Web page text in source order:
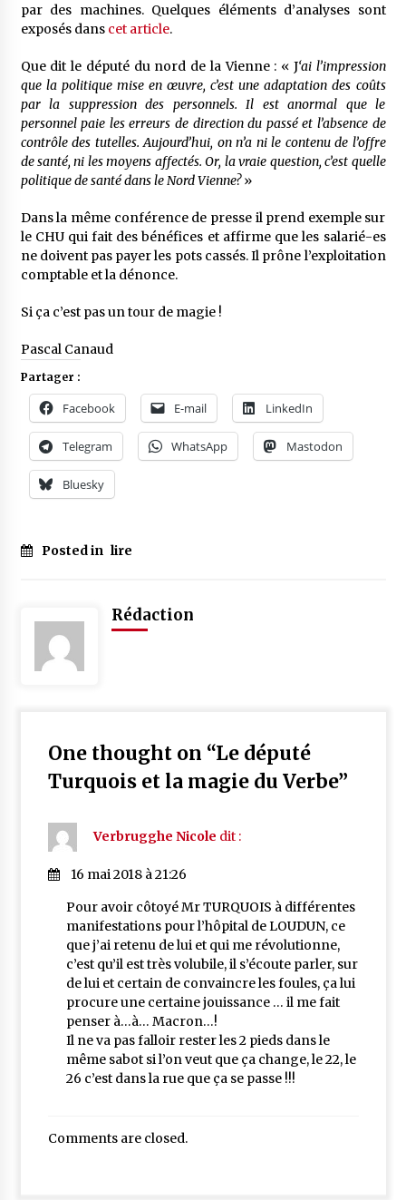
par des machines. Quelques éléments d’analyses sont
exposés dans cet article.
Que dit le député du nord de la Vienne : « J‘ai l’impression
que la politique mise en œuvre, c’est une adaptation des coûts
par la suppression des personnels. Il est anormal que le
personnel paie les erreurs de direction du passé et l’absence de
contrôle des tutelles. Aujourd’hui, on n’a ni le contenu de l’offre
de santé, ni les moyens affectés. Or, la vraie question, c’est quelle
politique de santé dans le Nord Vienne?»
Dans la même conférence de presse il prend exemple sur
le CHU qui fait des bénéfices et affirme que les salarié-es
ne doivent pas payer les pots cassés. Il prône l’exploitation
comptable et la dénonce.
Si ça c’est pas un tour de magie !
Pascal Canaud
Partager :
Facebook E-mail LinkedIn
Telegram WhatsApp Mastodon
Bluesky
Posted in lire
Rédaction
One thought on “Le député
Turquois et la magie du Verbe”
Verbrugghe Nicole dit :
16 mai 2018 à 21:26
Pour avoir côtoyé Mr TURQUOIS à différentes
manifestations pour l’hôpital de LOUDUN, ce
que j’ai retenu de lui et qui me révolutionne,
c’est qu’il est très volubile, il s’écoute parler, sur
de lui et certain de convaincre les foules, ça lui
procure une certaine jouissance … il me fait
penser à…à… Macron…!
Il ne va pas falloir rester les 2 pieds dans le
même sabot si l’on veut que ça change, le 22, le
26 c’est dans la rue que ça se passe !!!
Comments are closed.